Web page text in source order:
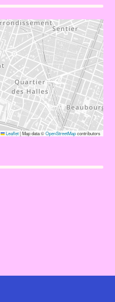
Leaflet|Map data ©OpenStreetMapcontributors